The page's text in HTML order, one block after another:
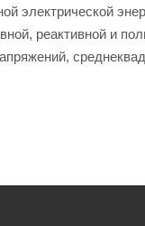
электрической
реактивной и